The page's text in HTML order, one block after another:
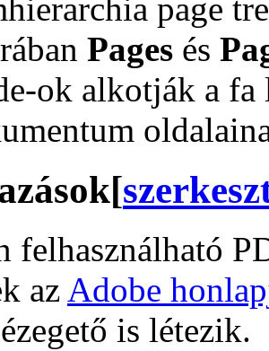
page
Pages és
ok alkotják a fa
[
felhasználható
az Adobe
is létezik.